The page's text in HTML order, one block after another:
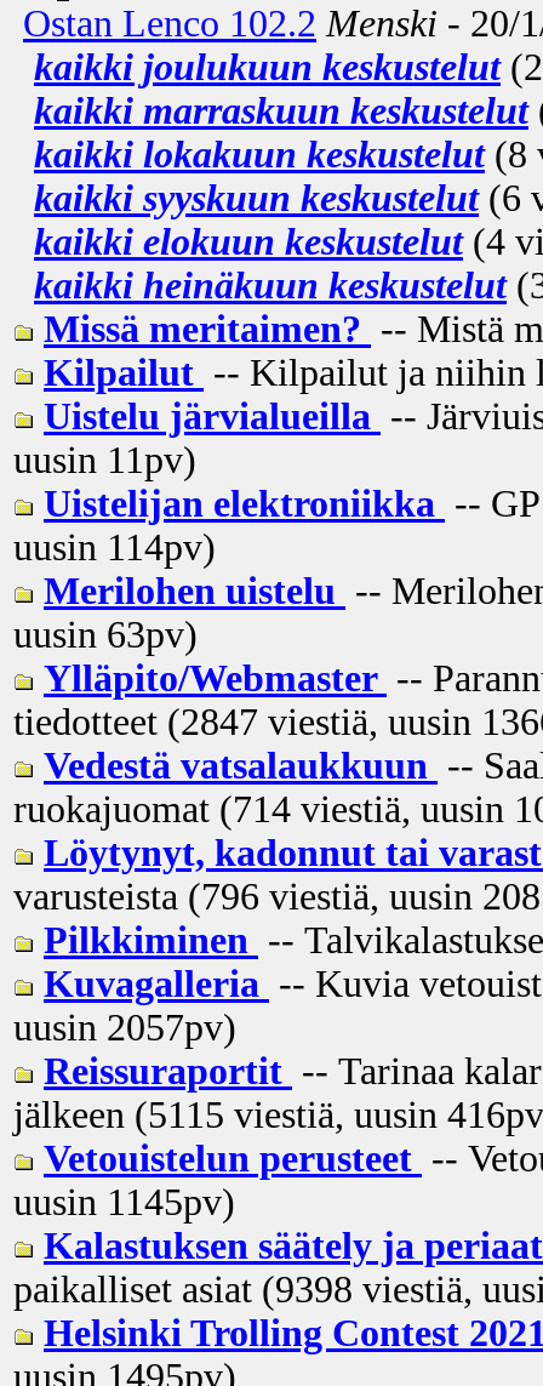
Ostan Lenco 102.2 Menski - 20/
kaikki joulukuun keskustelut(2
kaikki marraskuun keskustelut
kaikki lokakuun keskustelut(8
kaikki syyskuun keskustelut(6
kaikki elokuun keskustelut(4
kaikki heinäkuun keskustelut
Missä meritaimen? -- Mistä
Kilpailut -- Kilpailut ja niihin
Uistelu järvialueilla --
uusin 11pv)
Uistelijan elektroniikka --
uusin 114pv)
Merilohen uistelu --
uusin 63pv)
Ylläpito/Webmaster --
tiedotteet (2847 viestiä, uusin
Vedestä vatsalaukkuun --
ruokajuomat (714 viestiä, uusin
Löytynyt, kadonnut tai
varusteista (796 viestiä, uusin
Pilkkiminen --
Kuvagalleria -- Kuvia
uusin 2057pv)
Reissuraportit -- Tarinaa
jälkeen (5115 viestiä, uusin 416pv
Vetouistelun perusteet --
uusin 1145pv)
Kalastuksen säätely ja
paikalliset asiat (9398 viestiä,
Helsinki Trolling Contest
uusin 1495pv)